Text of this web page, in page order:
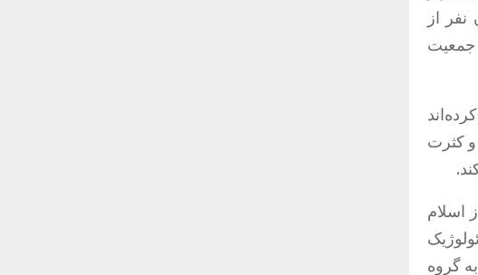
از
جمعیت
با هم تجربه کرده‌اند
و کثرت
اسلام
گروه